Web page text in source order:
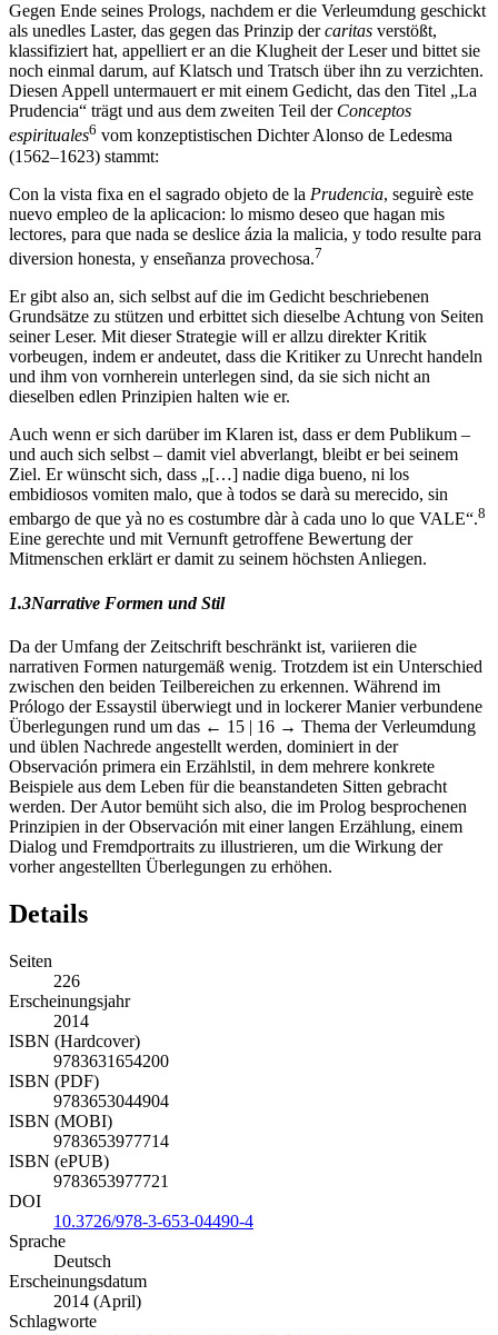
Gegen Ende seines Prologs, nachdem er die Verleumdung geschickt
als unedles Laster, das gegen das Prinzip dercaritas verstößt,
klassifiziert hat, appelliert er an die Klugheit der Leser und bittet sie
noch einmal darum, auf Klatsch und Tratsch über ihn zu verzichten.
Diesen Appell untermauert er mit einem Gedicht, das den Titel „La
Prudencia“ trägt und aus dem zweiten Teil der Conceptos
espirituales6 vom konzeptistischen Dichter Alonso de Ledesma
(1562–1623) stammt:
Con la vista fixa en el sagrado objeto de la Prudencia, seguirè este
nuevo empleo de la aplicacion: lo mismo deseo que hagan mis
lectores, para que nada se deslice ázia la malicia, y todo resulte para
diversion honesta, y enseñanza provechosa.7
Er gibt also an, sich selbst auf die im Gedicht beschriebenen
Grundsätze zu stützen und erbittet sich dieselbe Achtung von Seiten
seiner Leser. Mit dieser Strategie will er allzu direkter Kritik
vorbeugen, indem er andeutet, dass die Kritiker zu Unrecht handeln
und ihm von vornherein unterlegen sind, da sie sich nicht an
dieselben edlen Prinzipien halten wie er.
Auch wenn er sich darüber im Klaren ist, dass er dem Publikum –
und auch sich selbst – damit viel abverlangt, bleibt er bei seinem
Ziel. Er wünscht sich, dass „[…] nadie diga bueno, ni los
embidiosos vomiten malo, que à todos se darà su merecido, sin
embargo de que yà no es costumbre dàr à cada uno lo que VALE“.8
Eine gerechte und mit Vernunft getroffene Bewertung der
Mitmenschen erklärt er damit zu seinem höchsten Anliegen.
1.3Narrative Formen und Stil
Da der Umfang der Zeitschrift beschränkt ist, variieren die
narrativen Formen naturgemäß wenig. Trotzdem ist ein Unterschied
zwischen den beiden Teilbereichen zu erkennen. Während im
Prólogo der Essaystil überwiegt und in lockerer Manier verbundene
Überlegungen rund um das ← 15 | 16 → Thema der Verleumdung
und üblen Nachrede angestellt werden, dominiert in der
Observación primera ein Erzählstil, in dem mehrere konkrete
Beispiele aus dem Leben für die beanstandeten Sitten gebracht
werden. Der Autor bemüht sich also, die im Prolog besprochenen
Prinzipien in der Observación mit einer langen Erzählung, einem
Dialog und Fremdportraits zu illustrieren, um die Wirkung der
vorher angestellten Überlegungen zu erhöhen.
Details
Seiten
226
Erscheinungsjahr
2014
ISBN (Hardcover)
9783631654200
ISBN (PDF)
9783653044904
ISBN (MOBI)
9783653977714
ISBN (ePUB)
9783653977721
DOI
10.3726/978-3-653-04490-4
Sprache
Deutsch
Erscheinungsdatum
2014 (April)
Schlagworte